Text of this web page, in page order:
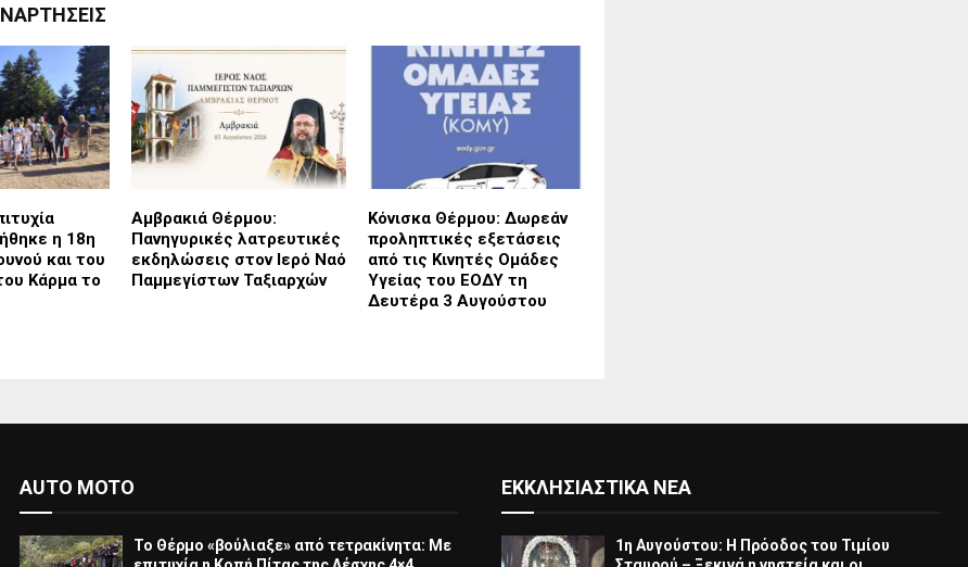
η 18η
και του
Κάρμα το
Αμβρακιά Θέρμου:
Πανηγυρικές λατρευτικές
εκδηλώσεις στον Ιερό Ναό
Παμμεγίστων Ταξιαρχών
Κόνισκα Θέρμου: Δωρεάν
προληπτικές εξετάσεις
από τις Κινητές Ομάδες
Υγείας του ΕΟΔΥ τη
Δευτέρα 3 Αυγούστου
AUTO MOTO
Το Θέρμο «βούλιαξε» από τετρακίνητα: Με
ΕΚΚΛΗΣΙΑΣΤΙΚΆ ΝΈΑ
1η Αυγούστου: Η Πρόοδος του Τιμίου